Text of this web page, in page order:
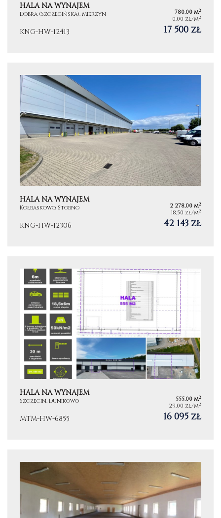
HALA NA WYNAJEM
Dobra (Szczecińska), Mierzyn 780,00 m2
0,00 zł/m2
KNG-HW-12413 17 500 zł
HALA NA WYNAJEM
Kołbaskowo, Stobno 2 278,00 m2
18,50 zł/m2
KNG-HW-12306 42 143 zł
HALA NA WYNAJEM
Szczecin, Dunikowo 555,00 m2
29,00 zł/m2
MTM-HW-6855 16 095 zł